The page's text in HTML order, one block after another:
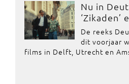
Nu in
‘Zikaden’
De reeks
dit voorjaar
films in Delft, Utrecht en